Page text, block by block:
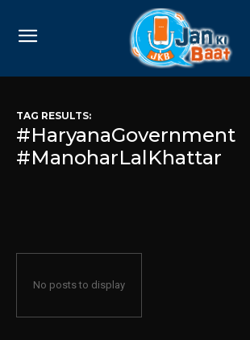
TAG RESULTS:
#HaryanaGovernment
#ManoharLalKhattar
No posts to display